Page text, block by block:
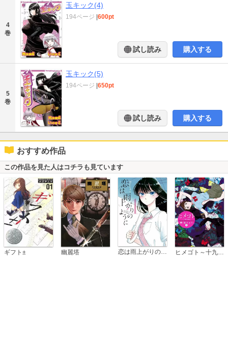
4
巻
玉キック(4)
194ページ |600pt
試し読み 購入する
5
巻
玉キック(5)
194ページ |650pt
試し読み 購入する
おすすめ作品
この作品を見た人はコチラも見ています
ギフト± 幽麗塔 恋は雨上がりのように